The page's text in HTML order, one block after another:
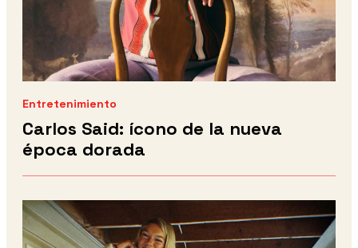
Entretenimiento
Carlos Said: ícono de la nueva
época dorada